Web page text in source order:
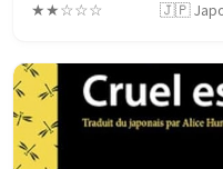
de coups de couteau
★★☆☆☆ 🇯🇵